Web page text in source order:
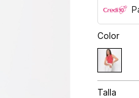
Color
Talla